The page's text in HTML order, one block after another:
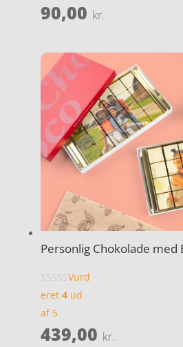
90,00 kr.
Personlig Chokolade med
Vurd
eret 4ud
af 5
439,00 kr.